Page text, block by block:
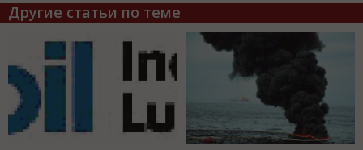
Другие статьи по теме